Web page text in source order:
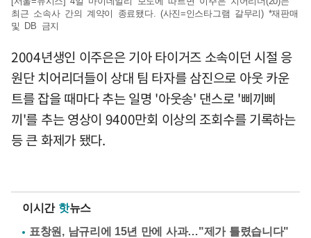
최근 소속사 간의 계약이 종료됐다. (사진=인스타그램 갈무리) *재판매
및 DB 금지
2004년생인 이주은은 기아 타이거즈 소속이던 시절 응
원단 치어리더들이 상대 팀 타자를 삼진으로 아웃 카운
트를 잡을 때마다 추는 일명 '아웃송' 댄스로 '삐끼삐
끼'를 추는 영상이 9400만회 이상의 조회수를 기록하는
등 큰 화제가 됐다.
이시간 핫뉴스
표창원, 남규리에 15년 만에 사과…"제가 틀렸습니다"